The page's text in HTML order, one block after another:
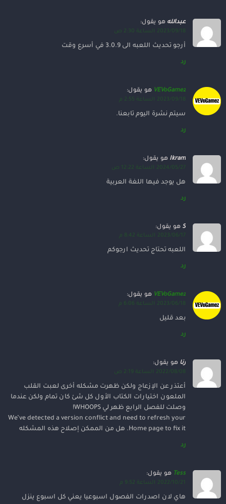
عبدالله هو يقول:
2023/09/18 الساعة 2:30 ص
أرجو تحديث اللعبه الى 3.0.9 في أسرع وقت
رد
VEVoGamez هو يقول:
2023/09/18 الساعة 2:55 م
سيتم نشرة اليوم تابعنا.
رد
Ikram هو يقول:
2024/05/27 الساعة 12:22 ص
هل يوجد فيها اللغة العربية
رد
S هو يقول:
2023/06/17 الساعة 8:42 م
اللعبه تحتاج تحديث ارجوكم
رد
VEVoGamez هو يقول:
2023/06/18 الساعة 6:06 م
بعد قليل
رد
رنا هو يقول:
2022/08/08 الساعة 2:19 ص
أعتذر عن الإزعاج ولكن ظهرت مشكله أخرى لعبت القلب
الملعون اختيارات الكتاب الأول كل شئ كان تمام ولكن عندما
وصلت للفصل الرابع ظهر لي WHOOPS!
We’ve detected a version conflict and need to refresh your
Home page to fix it. هل من الممكن إصلاح هذه المشكله
رد
Tess هو يقول:
2022/10/21 الساعة 9:52 م
هاي لان اصدرات الفصول اسبوعيا يعني كل اسبوع ينزل